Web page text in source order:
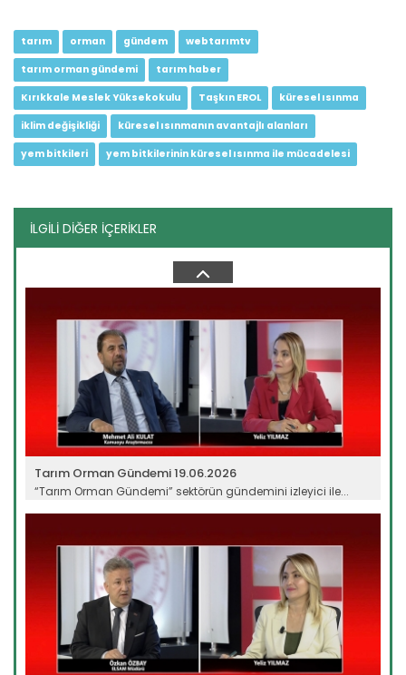
tarım orman gündem webtarımtv
tarım orman gündemi tarım haber
Kırıkkale Meslek Yüksekokulu Taşkın EROL küresel ısınma
iklim değişikliği küresel ısınmanın avantajlı alanları
yem bitkileri yem bitkilerinin küresel ısınma ile mücadelesi
İLGİLİ DİĞER İÇERİKLER
“Tarım Orman Gündemi” sektörün gündemini izleyici ile...
Devamını Oku ->
Tarım Orman Gündemi 10.06.2026
“Tarım Orman Gündemi” sektörün gündemini izleyici ile...
Devamını Oku ->
Tarım Orman Gündemi 19.06.2026
“Tarım Orman Gündemi” sektörün gündemini izleyici ile...
Devamını Oku ->